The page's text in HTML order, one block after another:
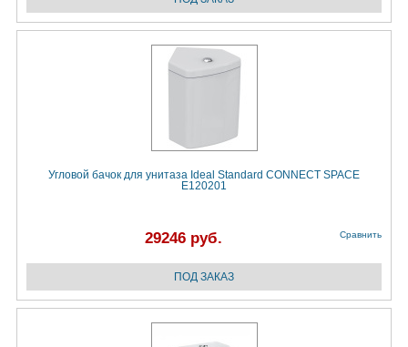
Угловой бачок для унитаза Ideal Standard CONNECT SPACE
E120201
29246 руб. Сравнить